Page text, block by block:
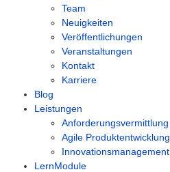
Team
Neuigkeiten
Veröffentlichungen
Veranstaltungen
Kontakt
Karriere
Blog
Leistungen
Anforderungsvermittlung
Agile Produktentwicklung
Innovationsmanagement
LernModule